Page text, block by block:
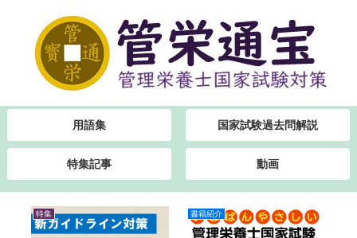
用語集 国家試験過去問解説
特集記事 動画
特集 書籍紹介